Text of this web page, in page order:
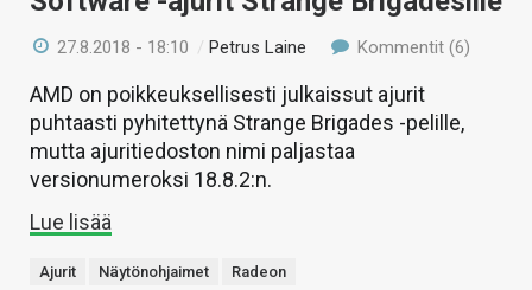
27.8.2018 - 18:10 /Petrus Laine Kommentit (6)
AMD on poikkeuksellisesti julkaissut ajurit
puhtaasti pyhitettynä Strange Brigades -pelille,
mutta ajuritiedoston nimi paljastaa
versionumeroksi 18.8.2:n.
Lue lisää
Ajurit Näytönohjaimet Radeon